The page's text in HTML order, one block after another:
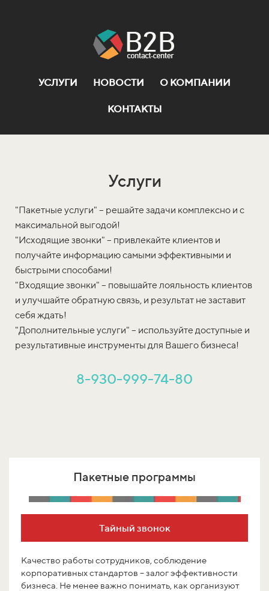
УСЛУГИ НОВОСТИ О КОМПАНИИ
КОНТАКТЫ
Услуги
"Пакетные услуги" – решайте задачи комплексно и с
максимальной выгодой!
"Исходящие звонки" – привлекайте клиентов и
получайте информацию самыми эффективными и
быстрыми способами!
"Входящие звонки" – повышайте лояльность клиентов
и улучшайте обратную связь, и результат не заставит
себя ждать!
"Дополнительные услуги" – используйте доступные и
результативные инструменты для Вашего бизнеса!
8-930-999-74-80
Пакетные программы
Тайный звонок
Качество работы сотрудников, соблюдение
корпоративных стандартов – залог эффективности
бизнеса. Не менее важно понимать, как организуют